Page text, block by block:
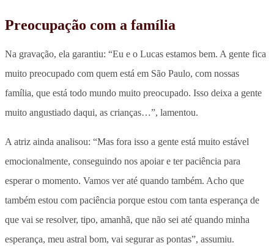
Preocupação com a família
Na gravação, ela garantiu: “Eu e o Lucas estamos bem. A gente fica
muito preocupado com quem está em São Paulo, com nossas
família, que está todo mundo muito preocupado. Isso deixa a gente
muito angustiado daqui, as crianças…”, lamentou.
A atriz ainda analisou: “Mas fora isso a gente está muito estável
emocionalmente, conseguindo nos apoiar e ter paciência para
esperar o momento. Vamos ver até quando também. Acho que
também estou com paciência porque estou com tanta esperança de
que vai se resolver, tipo, amanhã, que não sei até quando minha
esperança, meu astral bom, vai segurar as pontas”, assumiu.